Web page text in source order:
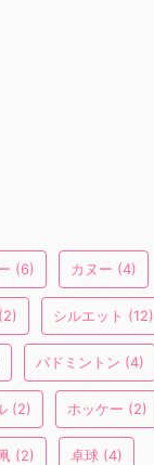
(6) カヌー (4)
(2) シルエット (12)
バドミントン (4)
(2) ホッケー (2)
凧 (2) 卓球 (4)